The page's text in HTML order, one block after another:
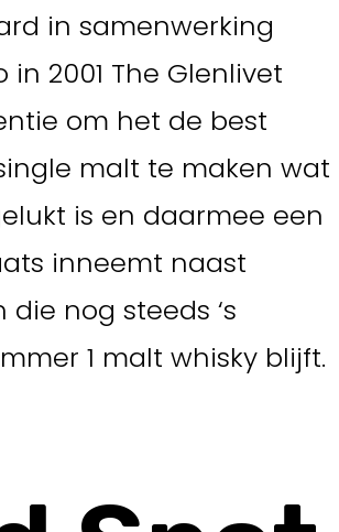
in samenwerking
in 2001 The Glenlivet
om het de best
malt te maken wat
is en daarmee een
inneemt naast
nog steeds ‘s
1 malt whisky blijft.